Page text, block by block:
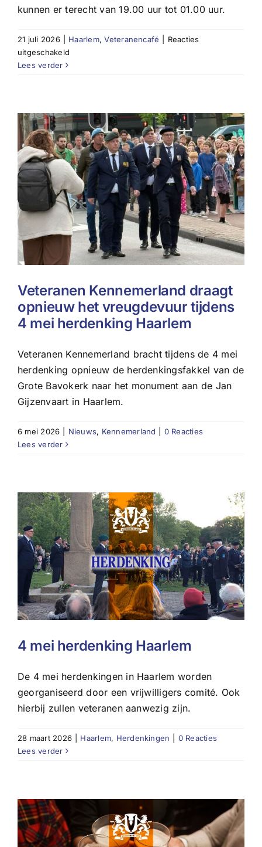
kunnen er terecht van 19.00 uur tot 01.00 uur.
21 juli 2026 Haarlem,Veteranencafé
Reacties
uitgeschakeld
Lees verder
Veteranen Kennemerland draagt
opnieuw het vreugdevuur tijdens
4 mei herdenking Haarlem
Veteranen Kennemerland bracht tijdens de 4 mei
herdenking opnieuw de herdenkingsfakkel van de
Grote Bavokerk naar het monument aan de Jan
Gijzenvaart in Haarlem.
6 mei 2026 Nieuws, Kennemerland
0 Reacties
Lees verder
4 mei herdenking Haarlem
De 4 mei herdenkingen in Haarlem worden
georganiseerd door een vrijwilligers comité. Ook
hierbij zullen veteranen aanwezig zijn.
28 maart 2026 Haarlem, Herdenkingen
0 Reacties
Lees verder